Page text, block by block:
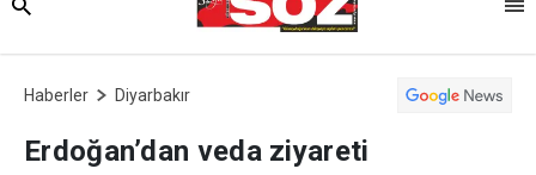
Haberler Diyarbakır
Erdoğan’dan veda ziyareti